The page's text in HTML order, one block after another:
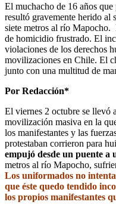
El muchacho de 16 años
resultó gravemente herido
siete metros al río
de homicidio frustrado. El
violaciones de los derechos
movilizaciones en Chile. El
junto con una multitud de
Por Redacción*
El viernes 2 octubre se llevó
movilización masiva en la
los manifestantes y las
protestaban corrieron para
empujó desde un puente a
metros al río Mapocho,
Los uniformados no
que éste quedo tendido
los propios manifestantes